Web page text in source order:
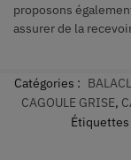
proposons
assurer de la
Catégories :
CAGOULE GRISE,
Étiquettes